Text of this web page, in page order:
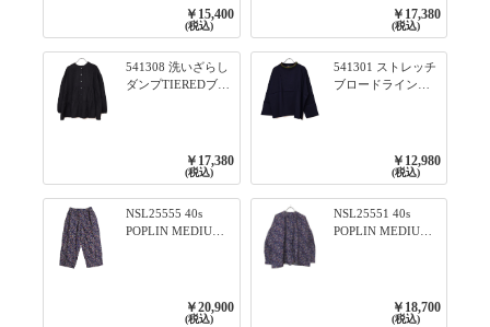
プルオーバー 101オ
フベージュ×ネイビ
￥15,400
(税込)
ワンピース 79ネイ
￥17,380
(税込)
541308 洗いざらし
ダンプTIEREDブシ
￥17,380
(税込)
541301 ストレッチ
ブロードライン入
リブプルオーバー
79ネイビー
￥12,980
(税込)
NSL25555 40s
POPLIN MEDIUM
￥20,900
(税込)
NSL25551 40s
POPLIN MEDIUM
3800NAVY BASE
￥18,700
(税込)